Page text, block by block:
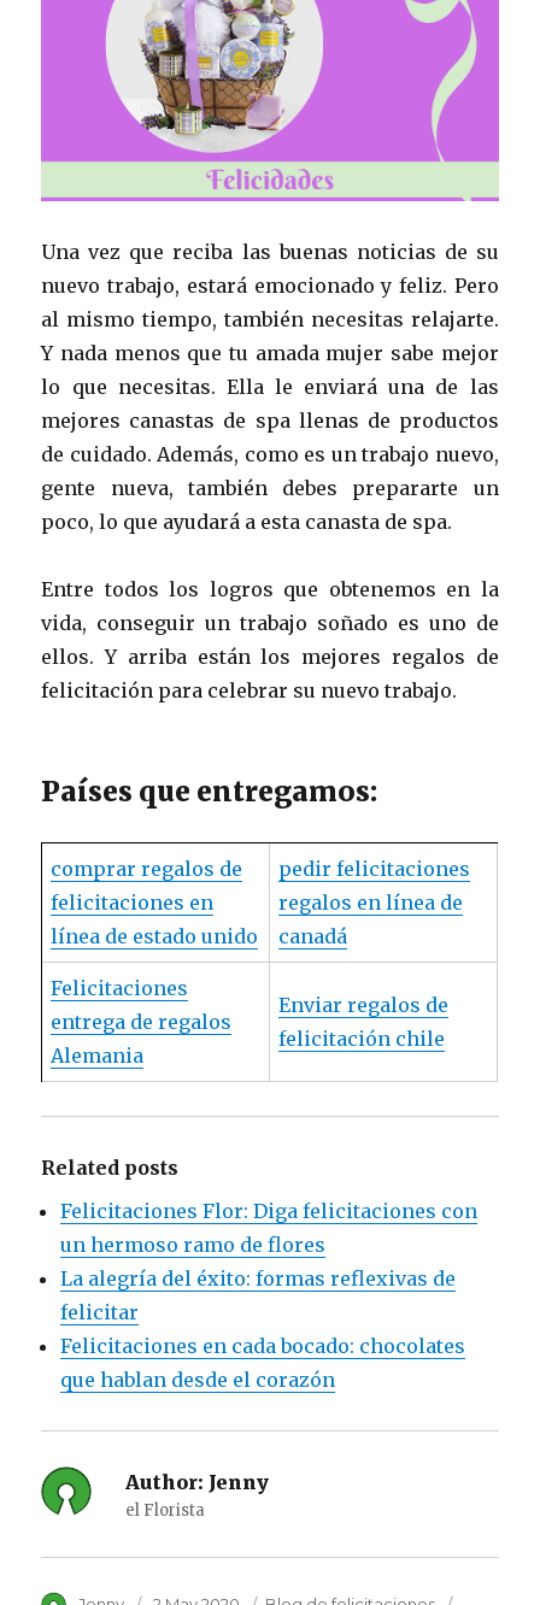
Una vez que reciba las buenas noticias de su
nuevo trabajo, estará emocionado y feliz. Pero
al mismo tiempo, también necesitas relajarte.
Y nada menos que tu amada mujer sabe mejor
lo que necesitas. Ella le enviará una de las
mejores canastas de spa llenas de productos
de cuidado. Además, como es un trabajo nuevo,
gente nueva, también debes prepararte un
poco, lo que ayudará a esta canasta de spa.
Entre todos los logros que obtenemos en la
vida, conseguir un trabajo soñado es uno de
ellos. Y arriba están los mejores regalos de
felicitación para celebrar su nuevo trabajo.
Países que entregamos:
comprar regalos de
felicitaciones en
línea de estado unido
pedir felicitaciones
regalos en línea de
canadá
Felicitaciones
entrega de regalos
Alemania
Enviar regalos de
felicitación chile
Related posts
Felicitaciones Flor: Diga felicitaciones con
un hermoso ramo de flores
La alegría del éxito: formas reflexivas de
felicitar
Felicitaciones en cada bocado: chocolates
que hablan desde el corazón
Author: Jenny
el Florista